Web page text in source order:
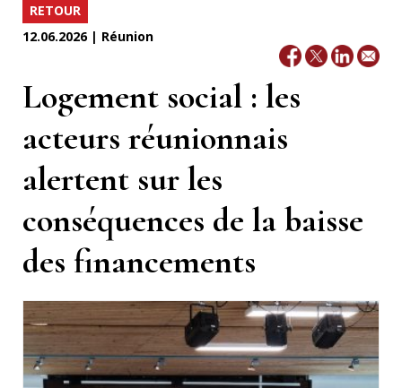
RETOUR
12.06.2026 | Réunion
Logement social : les
acteurs réunionnais
alertent sur les
conséquences de la baisse
des financements